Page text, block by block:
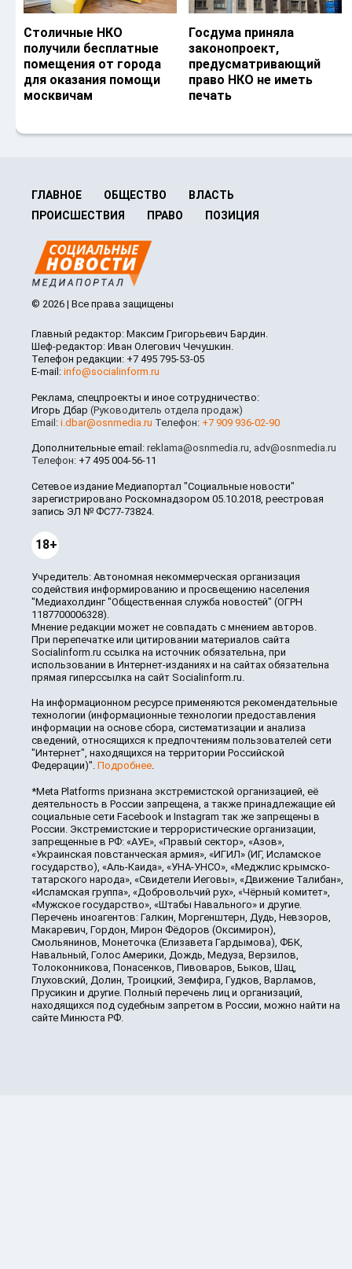
Столичные НКО
получили бесплатные
помещения от города
для оказания помощи
москвичам
Госдума приняла
законопроект,
предусматривающий
право НКО не иметь
печать
ГЛАВНОЕ ОБЩЕСТВО
ВЛАСТЬ
ПРОИСШЕСТВИЯ
ПРАВО ПОЗИЦИЯ
© 2026 | Все права защищены
Главный редактор: Максим Григорьевич Бардин.
Шеф-редактор: Иван Олегович Чечушкин.
Телефон редакции: +7 495 795-53-05
E-mail: info@socialinform.ru
Реклама, спецпроекты и иное сотрудничество:
Игорь Дбар (Руководитель отдела продаж)
Email: i.dbar@osnmedia.ru Телефон: +7 909 936-02-90
Дополнительные email: reklama@osnmedia.ru, adv@osnmedia.ru
Телефон: +7 495 004-56-11
Сетевое издание Медиапортал "Социальные новости"
зарегистрировано Роскомнадзором 05.10.2018, реестровая
запись ЭЛ № ФС77-73824.
18+
Учредитель: Автономная некоммерческая организация
содействия информированию и просвещению населения
"Медиахолдинг "Общественная служба новостей" (ОГРН
1187700006328).
Мнение редакции может не совпадать с мнением авторов.
При перепечатке или цитировании материалов сайта
Socialinform.ru ссылка на источник обязательна, при
использовании в Интернет-изданиях и на сайтах обязательна
прямая гиперссылка на сайт Socialinform.ru.
На информационном ресурсе применяются рекомендательные
технологии (информационные технологии предоставления
информации на основе сбора, систематизации и анализа
сведений, относящихся к предпочтениям пользователей сети
"Интернет", находящихся на территории Российской
Федерации)". Подробнее.
*Meta Platforms признана экстремистской организацией, её
деятельность в России запрещена, а также принадлежащие ей
социальные сети Facebook и Instagram так же запрещены в
России. Экстремистские и террористические организации,
запрещенные в РФ: «АУЕ», «Правый сектор», «Азов»,
«Украинская повстанческая армия», «ИГИЛ» (ИГ, Исламское
государство), «Аль-Каида», «УНА-УНСО», «Меджлис крымско-
татарского народа», «Свидетели Иеговы», «Движение Талибан»,
«Исламская группа», «Добровольчий рух», «Чёрный комитет»,
«Мужское государство», «Штабы Навального» и другие.
Перечень иноагентов: Галкин, Моргенштерн, Дудь, Невзоров,
Макаревич, Гордон, Мирон Фёдоров (Оксимирон),
Смольянинов, Монеточка (Елизавета Гардымова), ФБК,
Навальный, Голос Америки, Дождь, Медуза, Верзилов,
Толоконникова, Понасенков, Пивоваров, Быков, Шац,
Глуховский, Долин, Троицкий, Земфира, Гудков, Варламов,
Прусикин и другие. Полный перечень лиц и организаций,
находящихся под судебным запретом в России, можно найти на
сайте Минюста РФ.